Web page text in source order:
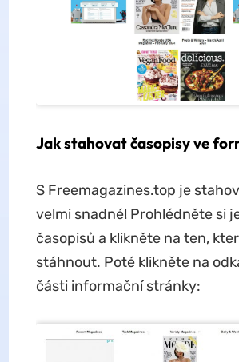
Jak stahovat časopisy ve
S Freemagazines.top je
velmi snadné! Prohlédněte si
časopisů a klikněte na ten,
stáhnout. Poté klikněte na
části informační stránky: